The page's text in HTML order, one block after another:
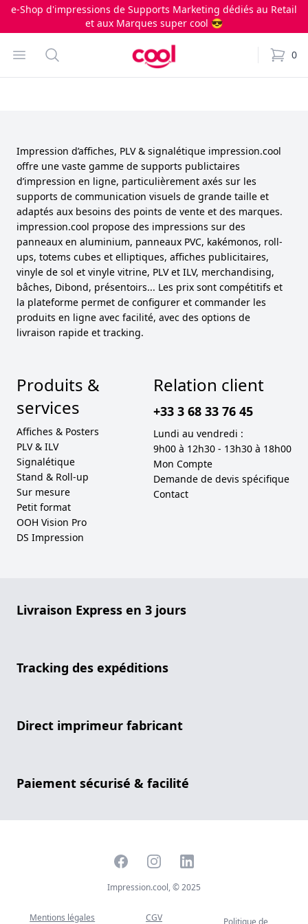
e-Shop d'impressions de Supports Marketing dédiés au Retail
et aux Marques super cool 😎
Open menu
Search
Impression.cool
0
items
Impression d’affiches, PLV & signalétique impression.cool
offre une vaste gamme de supports publictaires
d’impression en ligne, particulièrement axés sur les
supports de communication visuels de grande taille et
adaptés aux besoins des points de vente et des marques.
impression.cool propose des impressions sur des
panneaux en aluminium, panneaux PVC, kakémonos, roll-
ups, totems cubes et elliptiques, affiches publicitaires,
vinyle de sol et vinyle vitrine, PLV et ILV, merchandising,
bâches, Dibond, présentoirs... Les prix sont compétitifs et
la plateforme permet de configurer et commander les
produits en ligne avec facilité, avec des options de
livraison rapide et tracking.
Produits &
services
Affiches & Posters
PLV & ILV
Signalétique
Stand & Roll-up
Sur mesure
Petit format
OOH Vision Pro
DS Impression
Relation client
+33 3 68 33 76 45
Lundi au vendredi :
9h00 à 12h30 - 13h30 à 18h00
Mon Compte
Demande de devis spécifique
Contact
Livraison Express en 3 jours
Tracking des expéditions
Direct imprimeur fabricant
Paiement sécurisé & facilité
FacebookInstagramLinkedIn
Impression.cool, © 2025
Mentions légales CGV Politique de